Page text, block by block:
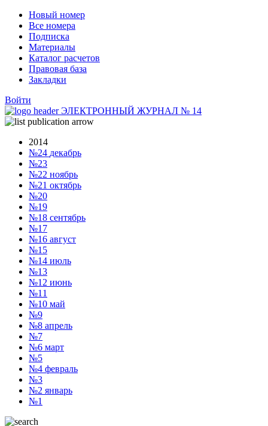
Новый номер
Все номера
Подписка
Материалы
Каталог расчетов
Правовая база
Закладки
Войти
ЭЛЕКТРОННЫЙ ЖУРНАЛ № 14
2014
№24 декабрь
№23
№22 ноябрь
№21 октябрь
№20
№19
№18 сентябрь
№17
№16 август
№15
№14 июль
№13
№12 июнь
№11
№10 май
№9
№8 апрель
№7
№6 март
№5
№4 февраль
№3
№2 январь
№1